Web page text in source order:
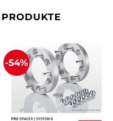
-54%